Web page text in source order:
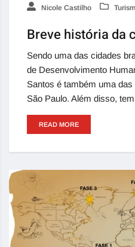
Nicole Castilho
Breve história da
Sendo uma das cidades
de Desenvolvimento
Santos é também uma
São Paulo. Além disso,
READ MORE